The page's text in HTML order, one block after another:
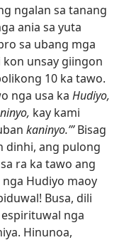
ngalan sa tanang
ania sa yuta
sa ubang mga
kon unsay giingon
10 ka tawo.
nga usa ka Hudiyo,
kay kami
kaninyo.’”Bisag
dinhi, ang pulong
ra ka tawo ang
Hudiyo maoy
Busa, dili
nga
Hinunoa,